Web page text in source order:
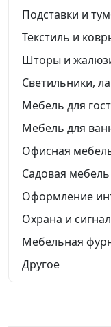
Подставки и
Текстиль и
Шторы и
Светильники,
Мебель для
Мебель для
Офисная
Садовая мебель
Оформление
Охрана и
Мебельная
Другое